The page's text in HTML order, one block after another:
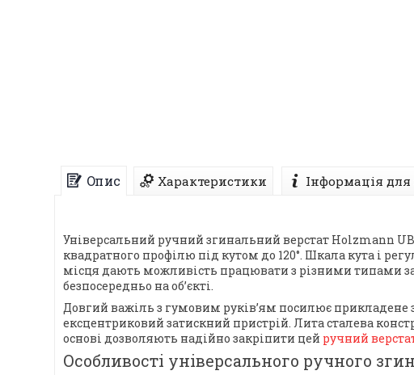
Опис Характеристики Інформація
Універсальний ручний згинальний верстат Holzmann
квадратного профілю під кутом до 120°. Шкала кута і
місця дають можливість працювати з різними типами
безпосередньо на об’єкті.
Довгий важіль з гумовим руків’ям посилює прикладене
ексцентриковий затискний пристрій. Лита сталева
основі дозволяють надійно закріпити цей ручний
Особливості універсального ручного